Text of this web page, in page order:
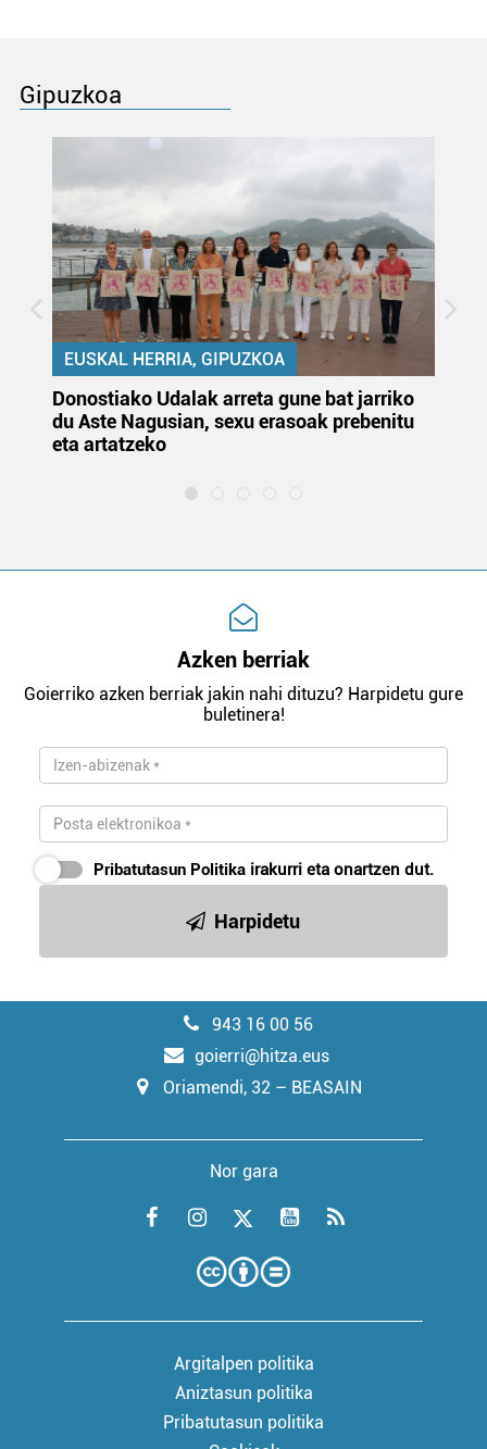
Gipuzkoa
EUSKAL HERRIA, GIPUZKOA
Donostiako Udalak arreta gune bat jarriko
du Aste Nagusian, sexu erasoak prebenitu
eta artatzeko
Azken berriak
Goierriko azken berriak jakin nahi dituzu? Harpidetu gure
buletinera!
Pribatutasun Politika irakurri eta onartzen dut.
Harpidetu
943 16 00 56
goierri@hitza.eus
Oriamendi, 32 – BEASAIN
Nor gara
Argitalpen politika
Aniztasun politika
Pribatutasun politika